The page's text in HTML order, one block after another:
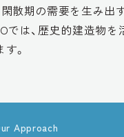
閑散期の需要を生み出
では、歴史的建造物
。
Approach